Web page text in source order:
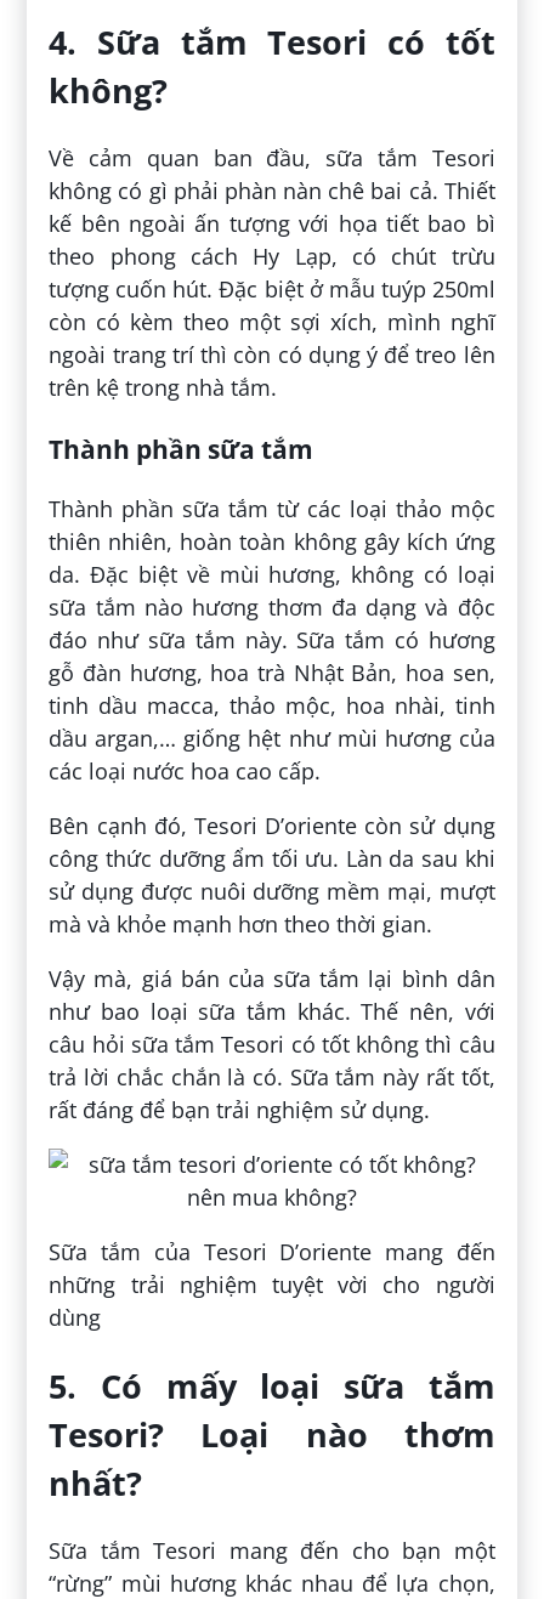
4. Sữa tắm Tesori có tốt
không?
Về cảm quan ban đầu, sữa tắm Tesori
không có gì phải phàn nàn chê bai cả. Thiết
kế bên ngoài ấn tượng với họa tiết bao bì
theo phong cách Hy Lạp, có chút trừu
tượng cuốn hút. Đặc biệt ở mẫu tuýp 250ml
còn có kèm theo một sợi xích, mình nghĩ
ngoài trang trí thì còn có dụng ý để treo lên
trên kệ trong nhà tắm.
Thành phần sữa tắm
Thành phần sữa tắm từ các loại thảo mộc
thiên nhiên, hoàn toàn không gây kích ứng
da. Đặc biệt về mùi hương, không có loại
sữa tắm nào hương thơm đa dạng và độc
đáo như sữa tắm này. Sữa tắm có hương
gỗ đàn hương, hoa trà Nhật Bản, hoa sen,
tinh dầu macca, thảo mộc, hoa nhài, tinh
dầu argan,… giống hệt như mùi hương của
các loại nước hoa cao cấp.
Bên cạnh đó, Tesori D’oriente còn sử dụng
công thức dưỡng ẩm tối ưu. Làn da sau khi
sử dụng được nuôi dưỡng mềm mại, mượt
mà và khỏe mạnh hơn theo thời gian.
Vậy mà, giá bán của sữa tắm lại bình dân
như bao loại sữa tắm khác. Thế nên, với
câu hỏi sữa tắm Tesori có tốt không thì câu
trả lời chắc chắn là có. Sữa tắm này rất tốt,
rất đáng để bạn trải nghiệm sử dụng.
Sữa tắm của Tesori D’oriente mang đến
những trải nghiệm tuyệt vời cho người
dùng
5. Có mấy loại sữa tắm
Tesori? Loại nào thơm
nhất?
Sữa tắm Tesori mang đến cho bạn một
“rừng” mùi hương khác nhau để lựa chọn,